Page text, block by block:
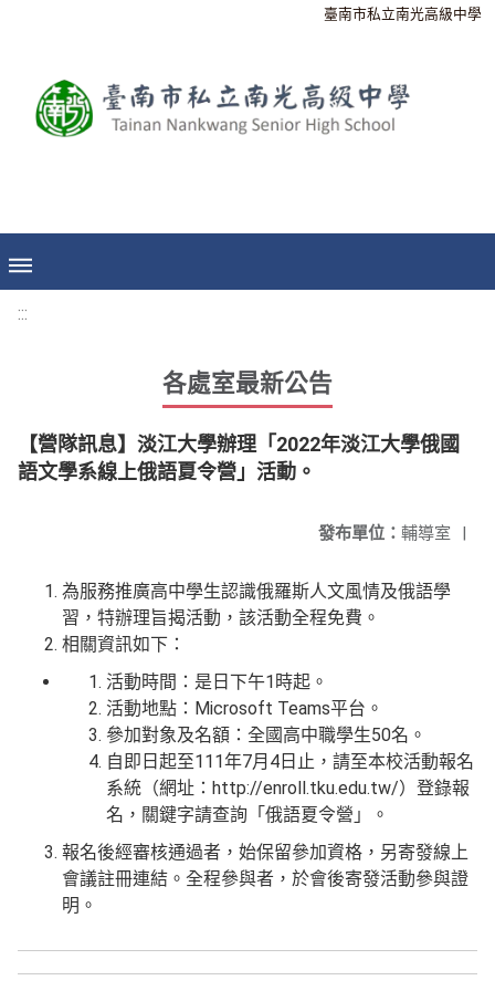
臺南市私立南光高級中學
:::
各處室最新公告
【營隊訊息】淡江大學辦理「2022年淡江大學俄國
語文學系線上俄語夏令營」活動。
發布單位： 輔導室 |
為服務推廣高中學生認識俄羅斯人文風情及俄語學
習，特辦理旨揭活動，該活動全程免費。
相關資訊如下：
活動時間：是日下午1時起。
活動地點：Microsoft Teams平台。
參加對象及名額：全國高中職學生50名。
自即日起至111年7月4日止，請至本校活動報名
系統（網址：http://enroll.tku.edu.tw/）登錄報
名，關鍵字請查詢「俄語夏令營」。
報名後經審核通過者，始保留參加資格，另寄發線上
會議註冊連結。全程參與者，於會後寄發活動參與證
明。